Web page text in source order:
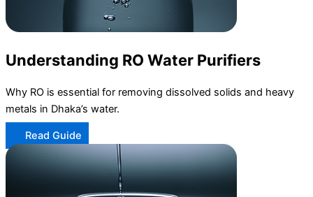
Understanding RO Water Purifiers
Why RO is essential for removing dissolved solids and heavy
metals in Dhaka’s water.
Read Guide